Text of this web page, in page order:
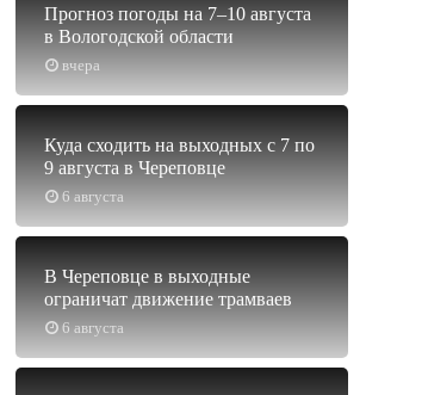
вчера
Прогноз погоды на 7–10 августа
в Вологодской области
6 августа
Куда сходить на выходных с 7 по
9 августа в Череповце
6 августа
В Череповце в выходные
ограничат движение трамваев